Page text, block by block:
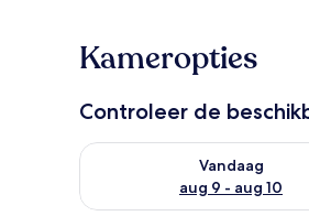
Kameropties
Controleer de
Vandaag
aug 9 - aug 10
De beschikbaarheid